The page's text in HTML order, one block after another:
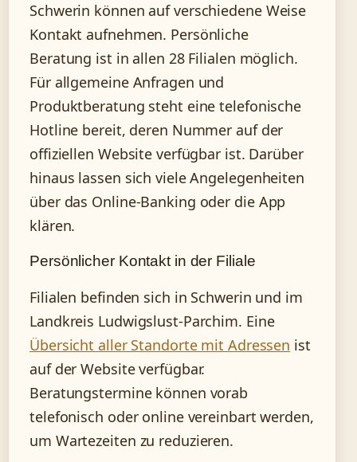
Schwerin können auf verschiedene Weise
Kontakt aufnehmen. Persönliche
Beratung ist in allen 28 Filialen möglich.
Für allgemeine Anfragen und
Produktberatung steht eine telefonische
Hotline bereit, deren Nummer auf der
offiziellen Website verfügbar ist. Darüber
hinaus lassen sich viele Angelegenheiten
über das Online-Banking oder die App
klären.
Persönlicher Kontakt in der Filiale
Filialen befinden sich in Schwerin und im
Landkreis Ludwigslust-Parchim. Eine
Übersicht aller Standorte mit Adressen ist
auf der Website verfügbar.
Beratungstermine können vorab
telefonisch oder online vereinbart werden,
um Wartezeiten zu reduzieren.